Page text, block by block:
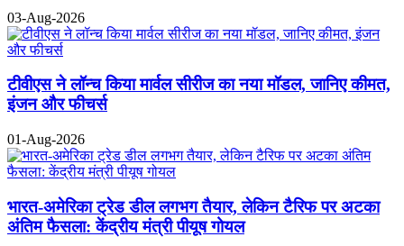
03-Aug-2026
टीवीएस ने लॉन्च किया मार्वल सीरीज का नया मॉडल, जानिए कीमत,
इंजन और फीचर्स
01-Aug-2026
भारत-अमेरिका ट्रेड डील लगभग तैयार, लेकिन टैरिफ पर अटका
अंतिम फैसला: केंद्रीय मंत्री पीयूष गोयल